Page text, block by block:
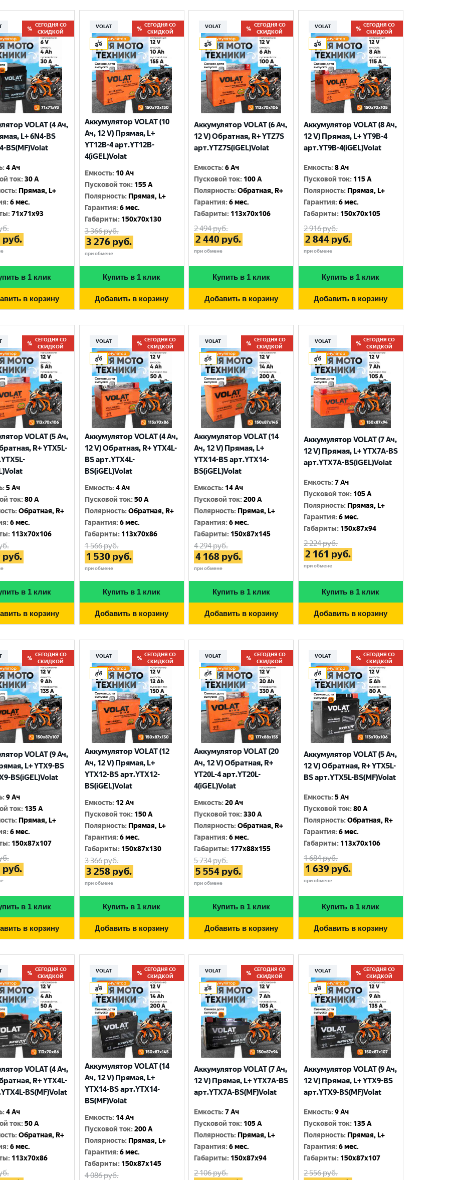
СЕГОДНЯ СО
СКИДКОЙ
VOLAT (4 Ач,
L+ 6N4-BS
BS(MF)Volat
:4 Ач
ток:30 A
: Прямая, L+
:6 мес.
:71x71x93
руб.
в 1 клик
в корзину
VOLAT
СЕГОДНЯ СО
СКИДКОЙ
Аккумулятор VOLAT (10
Ач, 12 V) Прямая, L+
YT12B-4 арт.YT12B-
4(iGEL)Volat
Емкость: 10 Ач
Пусковой ток: 155 A
Полярность: Прямая, L+
Гарантия:6 мес.
Габариты: 150x70x130
3 366руб.
3 276руб.
при обмене
Купить в 1 клик
Добавить в корзину
VOLAT
СЕГОДНЯ СО
СКИДКОЙ
Аккумулятор VOLAT (6 Ач,
12 V) Обратная, R+ YTZ7S
арт.YTZ7S(iGEL)Volat
Емкость:6 Ач
Пусковой ток: 100 A
Полярность:Обратная, R+
Гарантия:6 мес.
Габариты: 113x70x106
2 494руб.
2 440 руб.
при обмене
Купить в 1 клик
Добавить в корзину
VOLAT
СЕГОДНЯ СО
СКИДКОЙ
Аккумулятор VOLAT (8 Ач,
12 V) Прямая, L+ YT9B-4
арт.YT9B-4(iGEL)Volat
Емкость:8 Ач
Пусковой ток: 115 A
Полярность: Прямая, L+
Гарантия:6 мес.
Габариты: 150x70x105
2 916руб.
2 844руб.
при обмене
Купить в 1 клик
Добавить в корзину
СЕГОДНЯ СО
СКИДКОЙ
VOLAT (5 Ач,
R+ YTX5L-
:5 Ач
ток:80 A
:Обратная, R+
:6 мес.
: 113x70x106
руб.
в 1 клик
в корзину
VOLAT
СЕГОДНЯ СО
СКИДКОЙ
Аккумулятор VOLAT (4 Ач,
12 V) Обратная, R+ YTX4L-
BS арт.YTX4L-
BS(iGEL)Volat
Емкость:4 Ач
Пусковой ток:50 A
Полярность:Обратная, R+
Гарантия:6 мес.
Габариты: 113x70x86
1 566руб.
1 530 руб.
при обмене
Купить в 1 клик
Добавить в корзину
VOLAT
СЕГОДНЯ СО
СКИДКОЙ
Аккумулятор VOLAT (14
Ач, 12 V) Прямая, L+
YTX14-BS арт.YTX14-
BS(iGEL)Volat
Емкость: 14 Ач
Пусковой ток:200 A
Полярность: Прямая, L+
Гарантия:6 мес.
Габариты: 150x87x145
4 294руб.
4 168 руб.
при обмене
Купить в 1 клик
Добавить в корзину
VOLAT
СЕГОДНЯ СО
СКИДКОЙ
Аккумулятор VOLAT (7 Ач,
12 V) Прямая, L+ YTX7A-BS
арт.YTX7A-BS(iGEL)Volat
Емкость:7 Ач
Пусковой ток: 105 A
Полярность: Прямая, L+
Гарантия:6 мес.
Габариты: 150x87x94
2 224руб.
2 161 руб.
при обмене
Купить в 1 клик
Добавить в корзину
СЕГОДНЯ СО
СКИДКОЙ
VOLAT (9 Ач,
L+ YTX9-BS
BS(iGEL)Volat
:9 Ач
ток: 135 A
: Прямая, L+
:6 мес.
: 150x87x107
руб.
в 1 клик
в корзину
VOLAT
СЕГОДНЯ СО
СКИДКОЙ
Аккумулятор VOLAT (12
Ач, 12 V) Прямая, L+
YTX12-BS арт.YTX12-
BS(iGEL)Volat
Емкость: 12 Ач
Пусковой ток: 150 A
Полярность: Прямая, L+
Гарантия:6 мес.
Габариты: 150x87x130
3 366руб.
3 258 руб.
при обмене
Купить в 1 клик
Добавить в корзину
VOLAT
СЕГОДНЯ СО
СКИДКОЙ
Аккумулятор VOLAT (20
Ач, 12 V) Обратная, R+
YT20L-4 арт.YT20L-
4(iGEL)Volat
Емкость:20 Ач
Пусковой ток:330 A
Полярность:Обратная, R+
Гарантия:6 мес.
Габариты: 177x88x155
5 734руб.
5 554 руб.
при обмене
Купить в 1 клик
Добавить в корзину
VOLAT
СЕГОДНЯ СО
СКИДКОЙ
Аккумулятор VOLAT (5 Ач,
12 V) Обратная, R+ YTX5L-
BS арт.YTX5L-BS(MF)Volat
Емкость:5 Ач
Пусковой ток:80 A
Полярность:Обратная, R+
Гарантия:6 мес.
Габариты: 113x70x106
1 684руб.
1 639 руб.
при обмене
Купить в 1 клик
Добавить в корзину
СЕГОДНЯ СО
СКИДКОЙ
VOLAT (4 Ач,
R+ YTX4L-
BS(MF)Volat
:4 Ач
ток:50 A
:Обратная, R+
:6 мес.
: 113x70x86
VOLAT
СЕГОДНЯ СО
СКИДКОЙ
Аккумулятор VOLAT (14
Ач, 12 V) Прямая, L+
YTX14-BS арт.YTX14-
BS(MF)Volat
Емкость: 14 Ач
Пусковой ток:200 A
Полярность: Прямая, L+
Гарантия:6 мес.
Габариты: 150x87x145
4 086руб.
VOLAT
СЕГОДНЯ СО
СКИДКОЙ
Аккумулятор VOLAT (7 Ач,
12 V) Прямая, L+ YTX7A-BS
арт.YTX7A-BS(MF)Volat
Емкость:7 Ач
Пусковой ток: 105 A
Полярность: Прямая, L+
Гарантия:6 мес.
Габариты: 150x87x94
2 106руб.
VOLAT
СЕГОДНЯ СО
СКИДКОЙ
Аккумулятор VOLAT (9 Ач,
12 V) Прямая, L+ YTX9-BS
арт.YTX9-BS(MF)Volat
Емкость:9 Ач
Пусковой ток: 135 A
Полярность: Прямая, L+
Гарантия:6 мес.
Габариты: 150x87x107
2 556руб.
Выберите ваш город
Великий Новгород
Москва
Санкт-Петербург
Смоленск